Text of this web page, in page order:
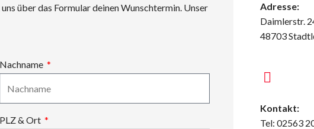
über das Formular deinen Wunschtermin. Unser
Nachname
PLZ & Ort
Adresse:
Daimlerstr.
48703
Kontakt:
Tel: 02563